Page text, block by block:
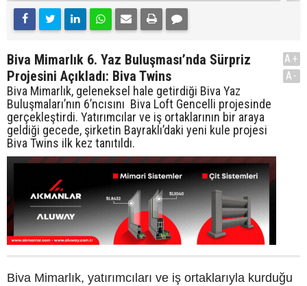
Biva Mimarlık 6. Yaz Buluşması’nda Sürpriz
Projesini Açıkladı: Biva Twins
Biva Mimarlık, geleneksel hale getirdiği Biva Yaz
Buluşmaları’nın 6’ncısını Biva Loft Gencelli projesinde
gerçekleştirdi. Yatırımcılar ve iş ortaklarının bir araya
geldiği gecede, şirketin Bayraklı’daki yeni kule projesi
Biva Twins ilk kez tanıtıldı.
A+
A-
Biva Mimarlık, yatırımcıları ve iş ortaklarıyla kurduğu